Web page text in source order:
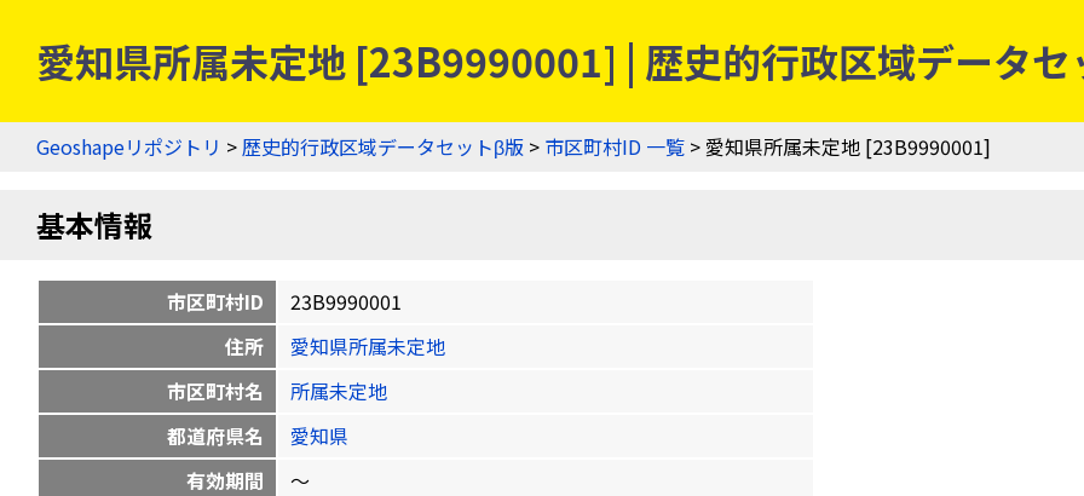
愛知県所属未定地 [23B9990001] | 歴史的行政区域データセ
Geoshapeリポジトリ >歴史的行政区域データセットβ版 > 市区町村ID 一覧 > 愛知県所属未定地 [23B9990001]
基本情報
市区町村ID
23B9990001
住所
愛知県所属未定地
市区町村名
所属未定地
都道府県名
愛知県
有効期間
〜